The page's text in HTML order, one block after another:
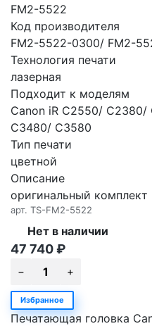
FM2-5522
Код производителя
FM2-5522-0300/ FM2-
Технология печати
лазерная
Подходит к моделям
Canon iR C2550/
C3480/ C3580
Тип печати
цветной
Описание
оригинальный
арт. TS-FM2-5522
Нет в наличии
47 740₽
Избранное
Печатающая головка